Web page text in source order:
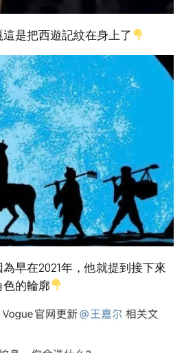
是把西遊記紋在身上了
早在2021年，他就提到接下來
色的輪廓